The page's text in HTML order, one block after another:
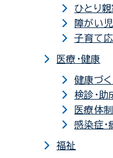
ひとり
障がい児
子育て
医療・健康
健康づく
検診・助
医療体
感染症・
福祉